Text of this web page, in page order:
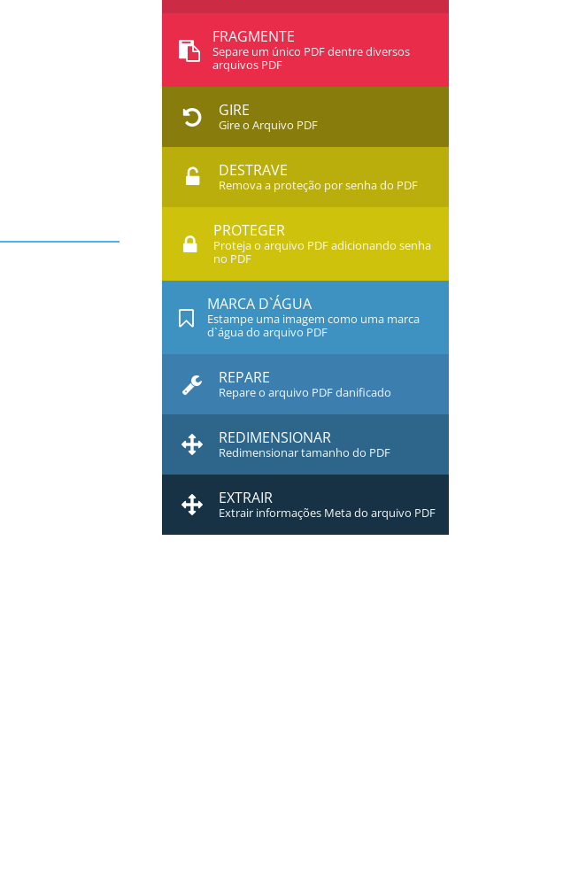
FRAGMENTE
Separe um único PDF dentre diversos
arquivos PDF
GIRE
Gire o Arquivo PDF
DESTRAVE
Remova a proteção por senha do PDF
PROTEGER
Proteja o arquivo PDF adicionando senha
no PDF
MARCA D`ÁGUA
Estampe uma imagem como uma marca
d`água do arquivo PDF
REPARE
Repare o arquivo PDF danificado
REDIMENSIONAR
Redimensionar tamanho do PDF
EXTRAIR
Extrair informações Meta do arquivo PDF